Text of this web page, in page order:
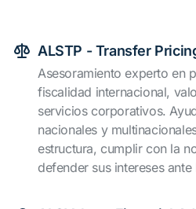
ALSTP - Transfer
Asesoramiento experto en
fiscalidad internacional,
servicios corporativos.
nacionales y
estructura, cumplir con la
defender sus intereses